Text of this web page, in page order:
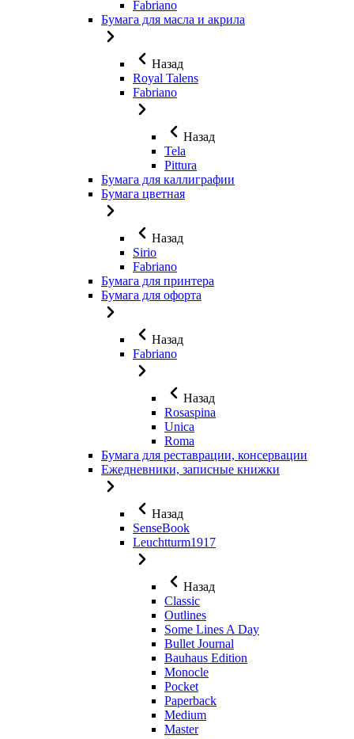
Fabriano
Бумага для масла и акрила
Назад
Royal Talens
Fabriano
Назад
Tela
Pittura
Бумага для каллиграфии
Бумага цветная
Назад
Sirio
Fabriano
Бумага для принтера
Бумага для офорта
Назад
Fabriano
Назад
Rosaspina
Unica
Roma
Бумага для реставрации, консервации
Ежедневники, записные книжки
Назад
SenseBook
Leuchtturm1917
Назад
Classic
Outlines
Some Lines A Day
Bullet Journal
Bauhaus Edition
Monocle
Pocket
Paperback
Medium
Master